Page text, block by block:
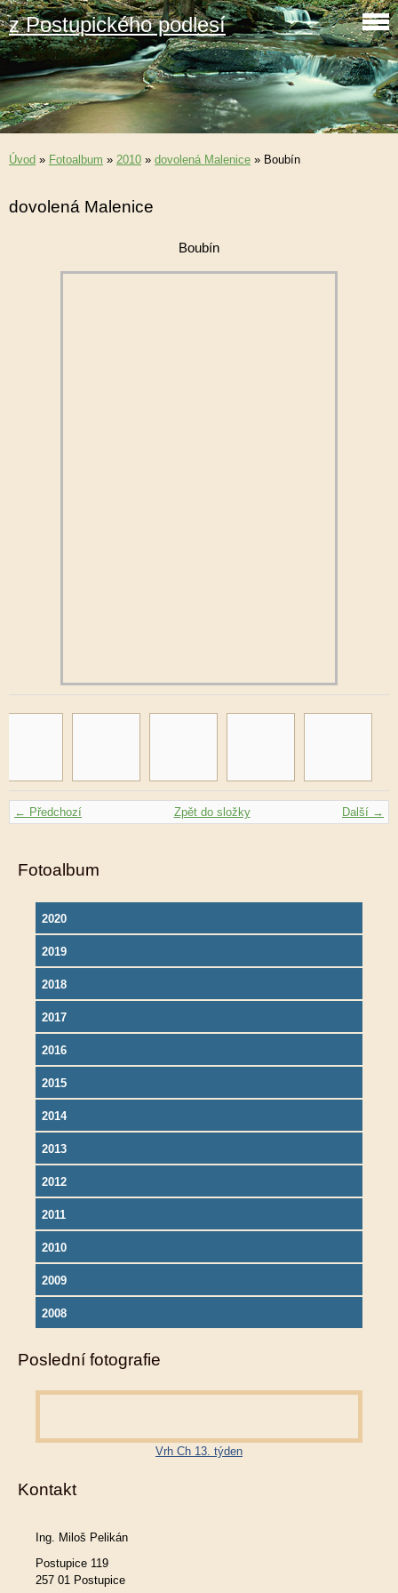
z Postupického podlesí
Úvod » Fotoalbum » 2010 » dovolená Malenice » Boubín
dovolená Malenice
Boubín
← Předchozí Další →
Zpět do složky
Fotoalbum
2020
2019
2018
2017
2016
2015
2014
2013
2012
2011
2010
2009
2008
Poslední fotografie
Vrh Ch 13. týden
Kontakt
Ing. Miloš Pelikán
Postupice 119
257 01 Postupice